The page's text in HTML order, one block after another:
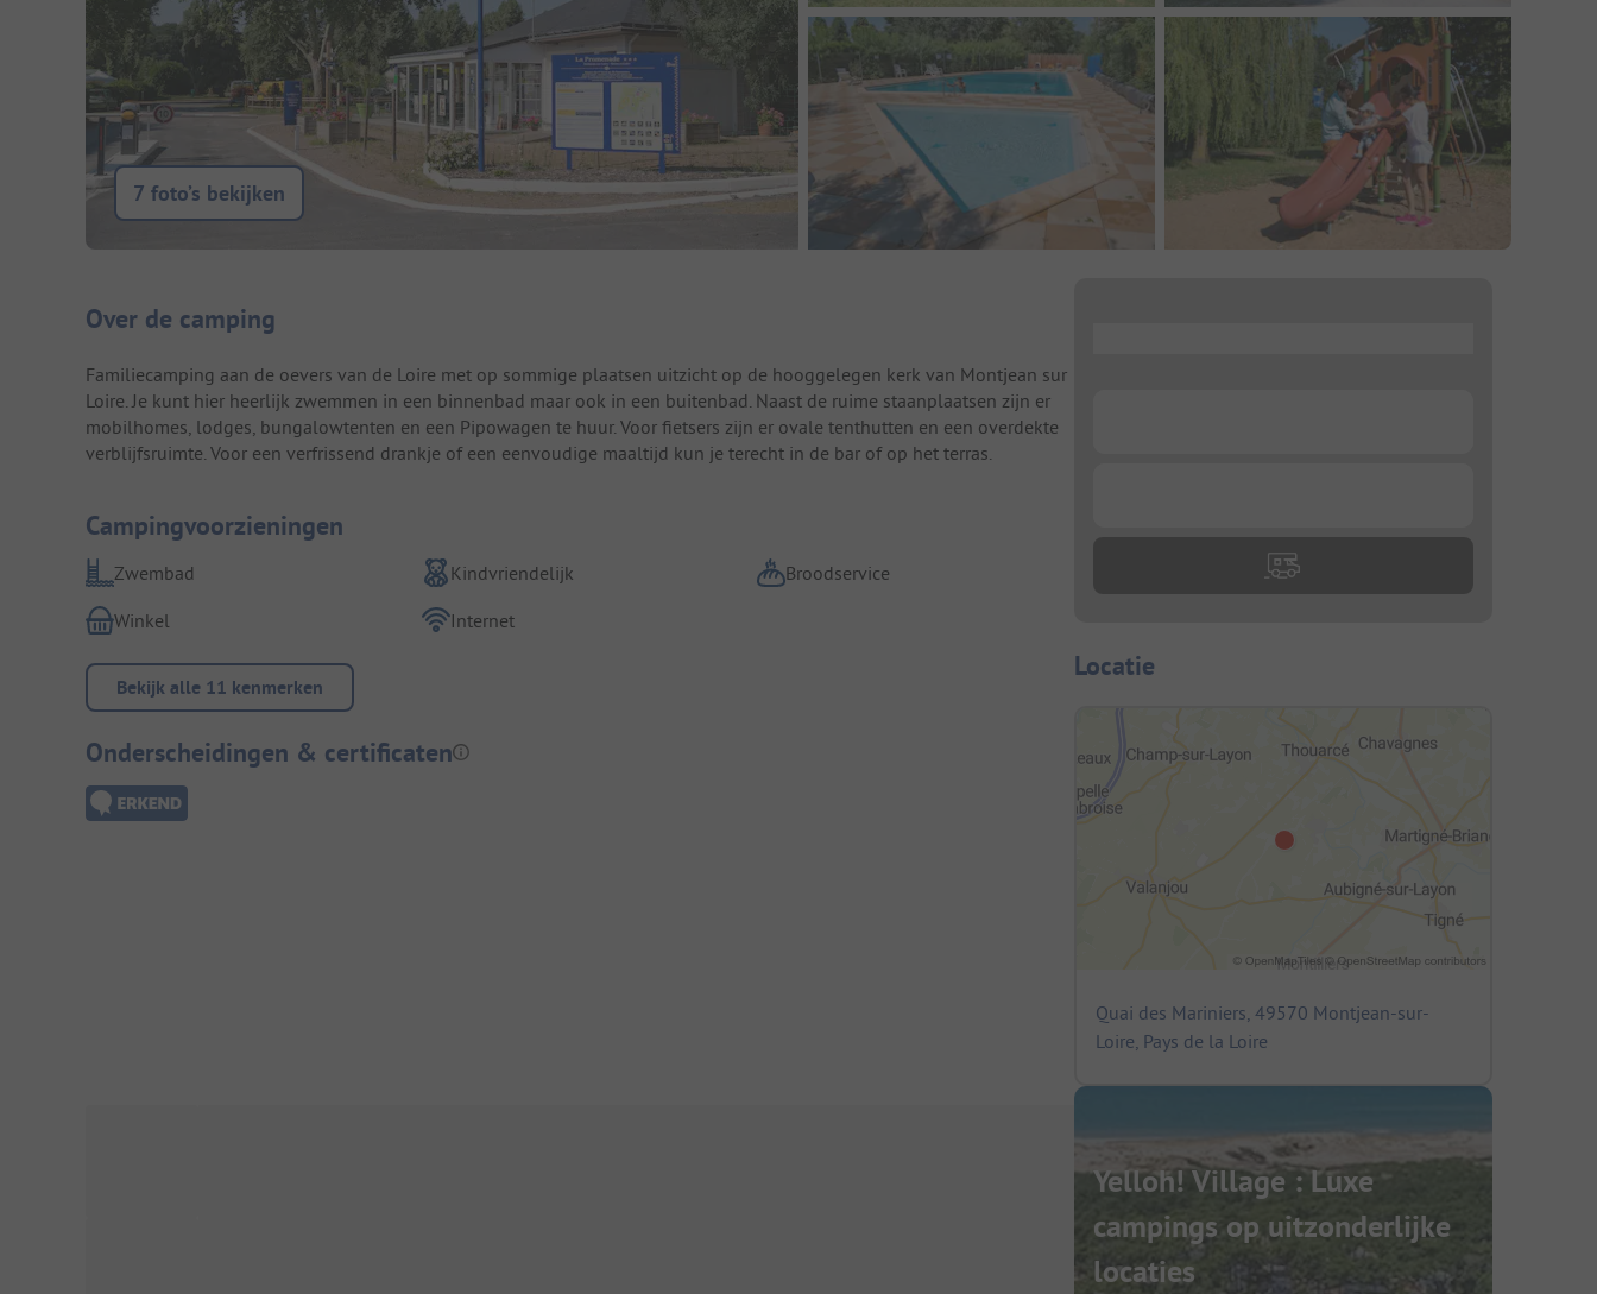
7 foto’s bekijken
Camping introductie
Over de camping
Familiecamping aan de oevers van de Loire met op sommige plaatsen uitzicht op de hooggelegen kerk van Montjean sur
Loire. Je kunt hier heerlijk zwemmen in een binnenbad maar ook in een buitenbad. Naast de ruime staanplaatsen zijn er
mobilhomes, lodges, bungalowtenten en een Pipowagen te huur. Voor fietsers zijn er ovale tenthutten en een overdekte
verblijfsruimte. Voor een verfrissend drankje of een eenvoudige maaltijd kun je terecht in de bar of op het terras.
Campingvoorzieningen
Zwembad Kindvriendelijk
Broodservice
Winkel
Internet
Bekijk alle 11 kenmerken
Onderscheidingen & certificaten
Locatie
Quai des Mariniers, 49570 Montjean-sur-
Loire, Pays de la Loire
Yelloh! Village : Luxe
campings op uitzonderlijke
locaties